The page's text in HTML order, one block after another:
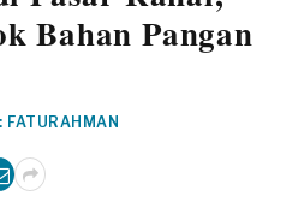
Bahan Pangan
FATURAHMAN